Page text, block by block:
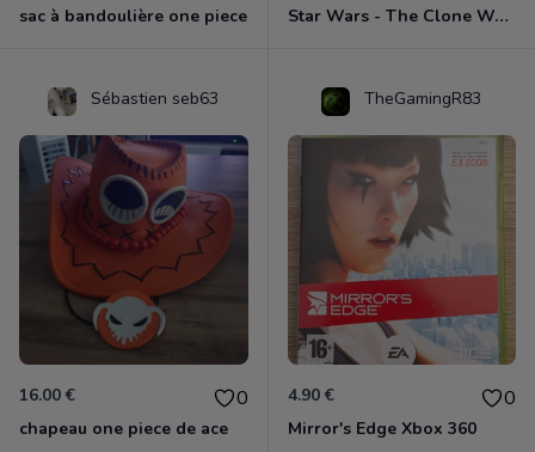
sac à bandoulière one piece Star Wars - The Clone Wars - Les Héros De La République Xbox 360
Sébastien seb63
16.00 € 0
chapeau one piece de ace
TheGamingR83
4.90 € 0
Mirror's Edge Xbox 360